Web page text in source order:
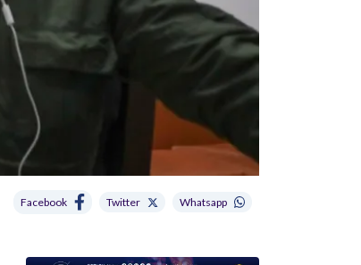
Facebook Twitter Whatsapp